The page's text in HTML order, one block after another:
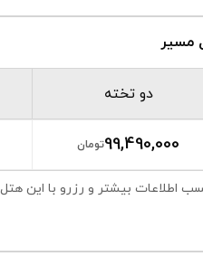
مسیر
دو تخته
99,490,000تومان
اطلاعات بیشتر و رزرو با این هتل